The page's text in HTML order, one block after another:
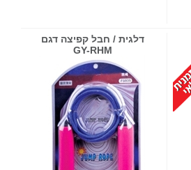
דלגית / חבל קפיצה דגם
GY-RHM